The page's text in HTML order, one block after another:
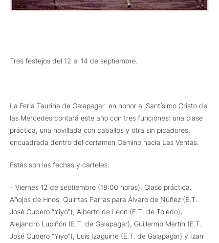
Tres festejos del 12 al 14 de septiembre.
La Feria Taurina de Galapagar en honor al Santísimo Cristo de
las Mercedes contará este año con tres funciones: una clase
práctica, una novillada con caballos y otra sin picadores,
encuadrada dentro del certamen Camino hacia Las Ventas.
Estas son las fechas y carteles:
– Viernes 12 de septiembre (18:00 horas). Clase práctica.
Añojos de Hnos. Quintas Parras para Álvaro de Núñez (E.T.
José Cubero “Yiyo”), Alberto de León (E.T. de Toledo),
Alejandro Lupiñón (E.T. de Galapagar), Guillermo Martín (E.T.
José Cubero “Yiyo”), Luis Izaguirre (E.T. de Galapagar) y Izan